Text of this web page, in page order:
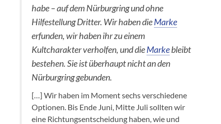
habe – auf dem Nürburgring und ohne
Hilfestellung Dritter. Wir haben dieMarke
erfunden, wir haben ihr zu einem
Kultcharakter verholfen, und dieMarkebleibt
bestehen. Sie ist überhaupt nicht an den
Nürburgring gebunden.
[…] Wir haben im Moment sechs verschiedene
Optionen. Bis Ende Juni, Mitte Juli sollten wir
eine Richtungsentscheidung haben, wie und